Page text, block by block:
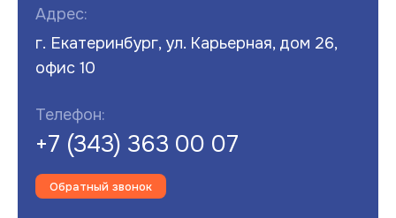
Адрес:
г. Екатеринбург, ул. Карьерная, дом 26,
офис 10
Телефон:
+7 (343) 363 00 07
Обратный звонок